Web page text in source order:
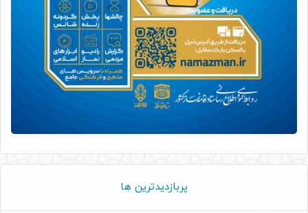
پربازدیدترین ها